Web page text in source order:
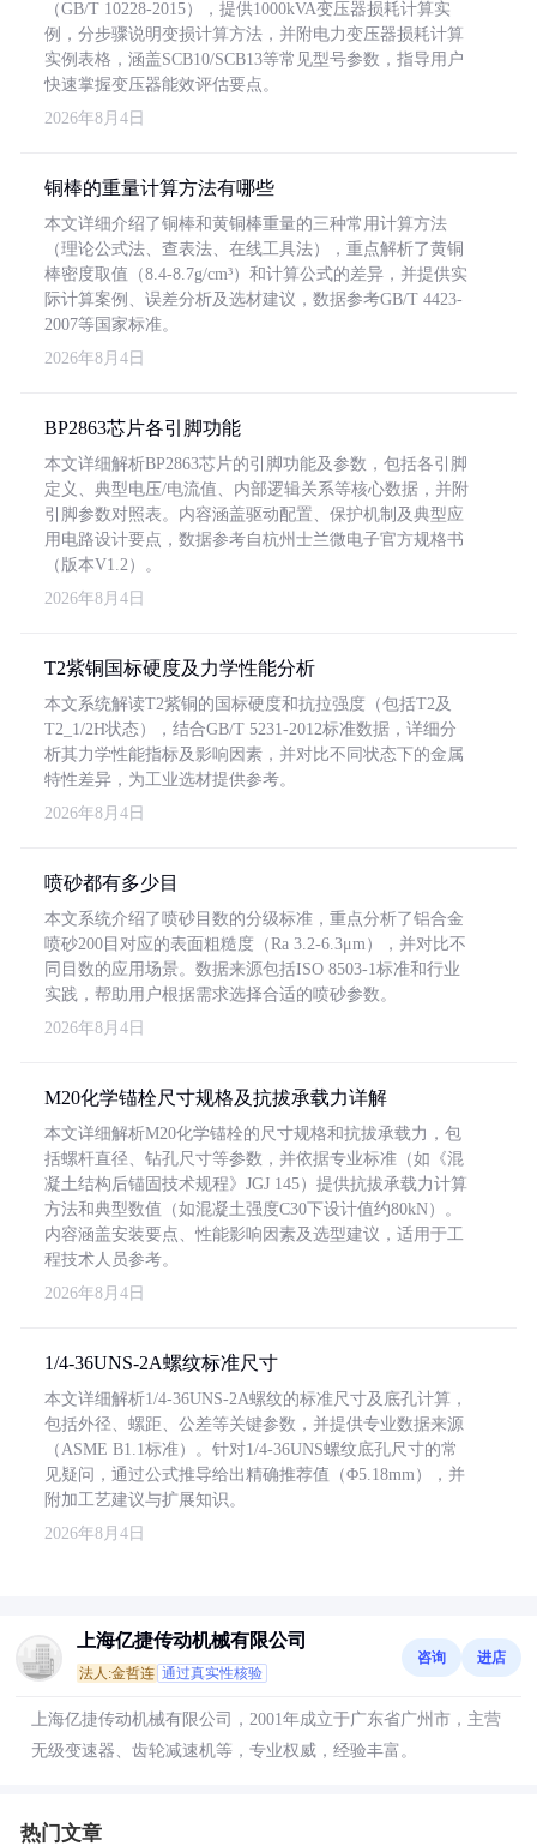
（GB/T 10228-2015），提供1000kVA变压器损耗计算实
例，分步骤说明变损计算方法，并附电力变压器损耗计算
实例表格，涵盖SCB10/SCB13等常见型号参数，指导用户
快速掌握变压器能效评估要点。
2026年8月4日
铜棒的重量计算方法有哪些
本文详细介绍了铜棒和黄铜棒重量的三种常用计算方法
（理论公式法、查表法、在线工具法），重点解析了黄铜
棒密度取值（8.4-8.7g/cm³）和计算公式的差异，并提供实
际计算案例、误差分析及选材建议，数据参考GB/T 4423-
2007等国家标准。
2026年8月4日
BP2863芯片各引脚功能
本文详细解析BP2863芯片的引脚功能及参数，包括各引脚
定义、典型电压/电流值、内部逻辑关系等核心数据，并附
引脚参数对照表。内容涵盖驱动配置、保护机制及典型应
用电路设计要点，数据参考自杭州士兰微电子官方规格书
（版本V1.2）。
2026年8月4日
T2紫铜国标硬度及力学性能分析
本文系统解读T2紫铜的国标硬度和抗拉强度（包括T2及
T2_1/2H状态），结合GB/T 5231-2012标准数据，详细分
析其力学性能指标及影响因素，并对比不同状态下的金属
特性差异，为工业选材提供参考。
2026年8月4日
喷砂都有多少目
本文系统介绍了喷砂目数的分级标准，重点分析了铝合金
喷砂200目对应的表面粗糙度（Ra 3.2-6.3μm），并对比不
同目数的应用场景。数据来源包括ISO 8503-1标准和行业
实践，帮助用户根据需求选择合适的喷砂参数。
2026年8月4日
M20化学锚栓尺寸规格及抗拔承载力详解
本文详细解析M20化学锚栓的尺寸规格和抗拔承载力，包
括螺杆直径、钻孔尺寸等参数，并依据专业标准（如《混
凝土结构后锚固技术规程》JGJ 145）提供抗拔承载力计算
方法和典型数值（如混凝土强度C30下设计值约80kN）。
内容涵盖安装要点、性能影响因素及选型建议，适用于工
程技术人员参考。
2026年8月4日
1/4-36UNS-2A螺纹标准尺寸
本文详细解析1/4-36UNS-2A螺纹的标准尺寸及底孔计算，
包括外径、螺距、公差等关键参数，并提供专业数据来源
（ASME B1.1标准）。针对1/4-36UNS螺纹底孔尺寸的常
见疑问，通过公式推导给出精确推荐值（Φ5.18mm），并
附加工艺建议与扩展知识。
2026年8月4日
上海亿捷传动机械有限公司
法人:金哲连 通过真实性核验
咨询 进店
上海亿捷传动机械有限公司，2001年成立于广东省广州市，主营
无级变速器、齿轮减速机等，专业权威，经验丰富。
热门文章